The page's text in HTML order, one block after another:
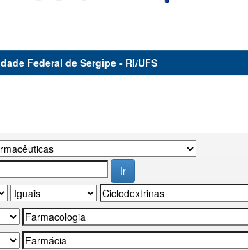
Federal de Sergipe - RI/UFS